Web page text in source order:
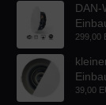
DAN-
299,00
39,00